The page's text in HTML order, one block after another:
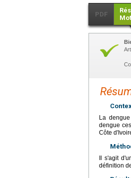
PDF
La
dengue
Côte
Il s'agit
définition